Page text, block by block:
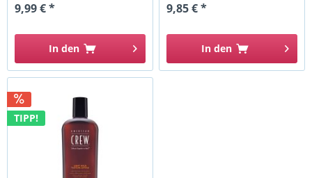
9,99 € *
In den
9,85 € *
In den
TIPP!